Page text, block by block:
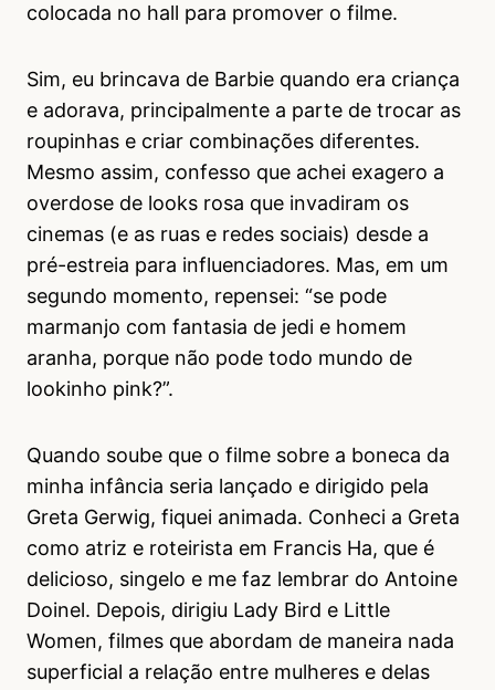
colocada no hall para promover o filme.
Sim, eu brincava de Barbie quando era criança
e adorava, principalmente a parte de trocar as
roupinhas e criar combinações diferentes.
Mesmo assim, confesso que achei exagero a
overdose de looks rosa que invadiram os
cinemas (e as ruas e redes sociais) desde a
pré-estreia para influenciadores. Mas, em um
segundo momento, repensei: “se pode
marmanjo com fantasia de jedi e homem
aranha, porque não pode todo mundo de
lookinho pink?”.
Quando soube que o filme sobre a boneca da
minha infância seria lançado e dirigido pela
Greta Gerwig, fiquei animada. Conheci a Greta
como atriz e roteirista em Francis Ha, que é
delicioso, singelo e me faz lembrar do Antoine
Doinel. Depois, dirigiu Lady Bird e Little
Women, filmes que abordam de maneira nada
superficial a relação entre mulheres e delas